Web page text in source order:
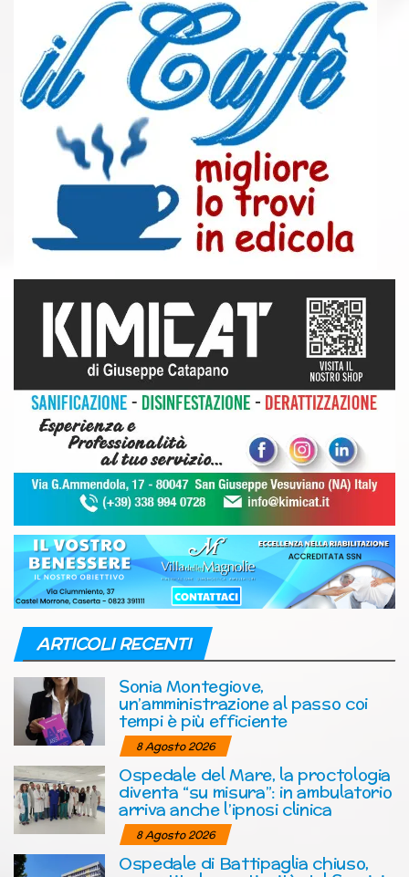
ARTICOLI RECENTI
Sonia Montegiove,
un’amministrazione al passo coi
tempi è più efficiente
8 Agosto 2026
Ospedale del Mare, la proctologia
diventa “su misura”: in ambulatorio
arriva anche l’ipnosi clinica
8 Agosto 2026
Ospedale di Battipaglia chiuso,